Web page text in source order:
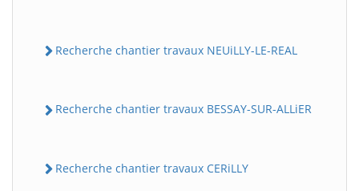
Recherche chantier travaux NEUiLLY-LE-REAL
Recherche chantier travaux BESSAY-SUR-ALLiER
Recherche chantier travaux CERiLLY